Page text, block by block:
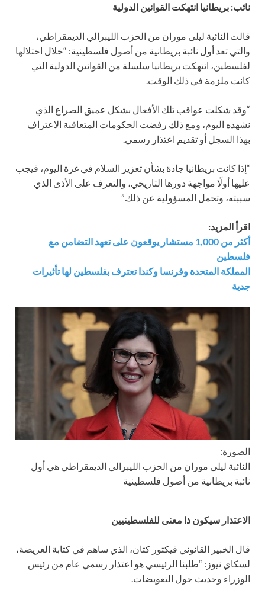
نائب: بريطانيا انتهكت القوانين الدولية
قالت النائبة ليلى موران من الحزب الليبرالي الديمقراطي،
والتي تعد أول نائبة بريطانية من أصول فلسطينية: “خلال احتلالها
لفلسطين، انتهكت بريطانيا سلسلة من القوانين الدولية التي
كانت ملزمة في ذلك الوقت.
“وقد شكلت عواقب تلك الأفعال بشكل عميق الصراع الذي
نشهده اليوم، ومع ذلك رفضت الحكومات المتعاقبة الاعتراف
بهذا السجل أو تقديم اعتذار رسمي.
“إذا كانت بريطانيا جادة بشأن تعزيز السلام في غزة اليوم، فيجب
عليها أولًا مواجهة دورها التاريخي، والتعرف على الأذى الذي
سببته، وتحمل المسؤولية عن ذلك.”
اقرأ المزيد:
أكثر من 1,000 مستشار يوقعون على تعهد التضامن مع
فلسطين
المملكة المتحدة وفرنسا وكندا تعترف بفلسطين لها تأثيرات
جدية
الصورة:
النائبة ليلى موران من الحزب الليبرالي الديمقراطي هي أول
نائبة بريطانية من أصول فلسطينية
الاعتذار سيكون ذا معنى للفلسطينيين
قال الخبير القانوني فيكتور كتان، الذي ساهم في كتابة العريضة،
لسكاي نيوز: “طلبنا الرئيسي هو اعتذار رسمي عام من رئيس
الوزراء وحديث حول التعويضات.